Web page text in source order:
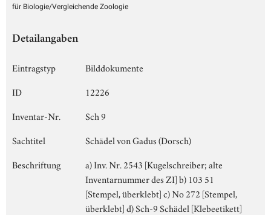
für Biologie/Vergleichende Zoologie
Detailangaben
Eintragstyp
Bilddokumente
ID
12226
Inventar-Nr.
Sch 9
Sachtitel
Schädel von Gadus (Dorsch)
Beschriftung
a) Inv. Nr. 2543 [Kugelschreiber; alte
Inventarnummer des ZI] b) 103 51
[Stempel, überklebt] c) No 272 [Stempel,
überklebt] d) Sch-9 Schädel [Klebeetikett]